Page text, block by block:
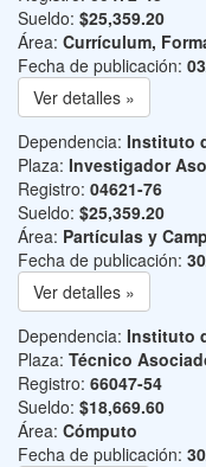
Sueldo: $25,359.20
Área: Currículum,
Fecha de publicación:
Ver detalles »
Dependencia: Instituto
Plaza: Investigador
Registro: 04621-76
Sueldo: $25,359.20
Área: Partículas y
Fecha de publicación:
Ver detalles »
Dependencia: Instituto
Plaza: Técnico
Registro: 66047-54
Sueldo: $18,669.60
Área: Cómputo
Fecha de publicación: